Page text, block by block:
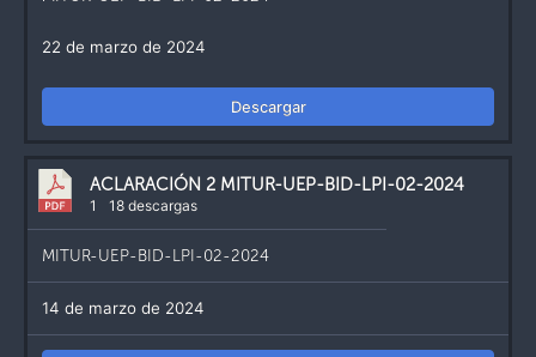
22 de marzo de 2024
Descargar
ACLARACIÓN 2 MITUR-UEP-BID-LPI-02-2024
1 18 descargas
MITUR-UEP-BID-LPI-02-2024
14 de marzo de 2024